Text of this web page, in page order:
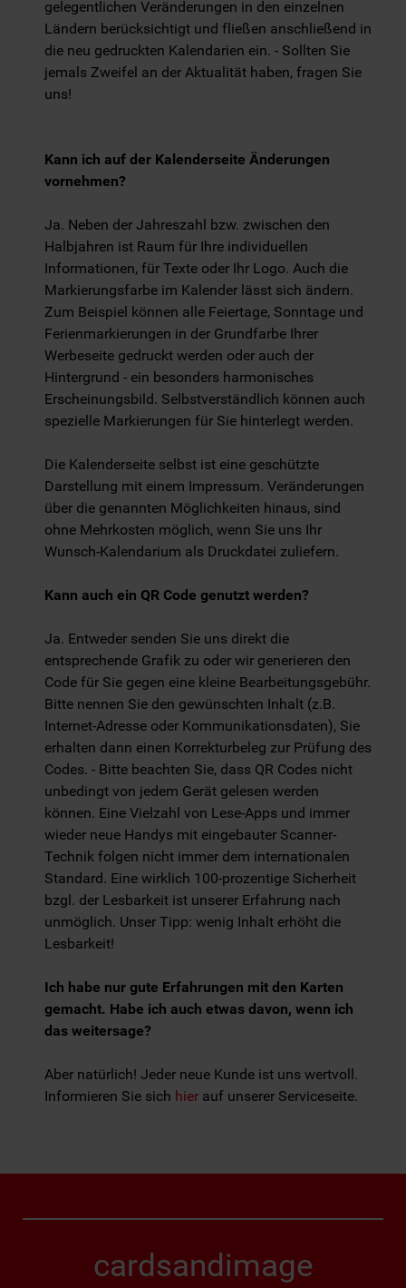
gelegentlichen Veränderungen in den einzelnen
Ländern berücksichtigt und fließen anschließend in
die neu gedruckten Kalendarien ein. - Sollten Sie
jemals Zweifel an der Aktualität haben, fragen Sie
uns!
Kann ich auf der Kalenderseite Änderungen
vornehmen?
Ja. Neben der Jahreszahl bzw. zwischen den
Halbjahren ist Raum für Ihre individuellen
Informationen, für Texte oder Ihr Logo. Auch die
Markierungsfarbe im Kalender lässt sich ändern.
Zum Beispiel können alle Feiertage, Sonntage und
Ferienmarkierungen in der Grundfarbe Ihrer
Werbeseite gedruckt werden oder auch der
Hintergrund - ein besonders harmonisches
Erscheinungsbild. Selbstverständlich können auch
spezielle Markierungen für Sie hinterlegt werden.
Die Kalenderseite selbst ist eine geschützte
Darstellung mit einem Impressum. Veränderungen
über die genannten Möglichkeiten hinaus, sind
ohne Mehrkosten möglich, wenn Sie uns Ihr
Wunsch-Kalendarium als Druckdatei zuliefern.
Kann auch ein QR Code genutzt werden?
Ja. Entweder senden Sie uns direkt die
entsprechende Grafik zu oder wir generieren den
Code für Sie gegen eine kleine Bearbeitungsgebühr.
Bitte nennen Sie den gewünschten Inhalt (z.B.
Internet-Adresse oder Kommunikationsdaten), Sie
erhalten dann einen Korrekturbeleg zur Prüfung des
Codes. - Bitte beachten Sie, dass QR Codes nicht
unbedingt von jedem Gerät gelesen werden
können. Eine Vielzahl von Lese-Apps und immer
wieder neue Handys mit eingebauter Scanner-
Technik folgen nicht immer dem internationalen
Standard. Eine wirklich 100-prozentige Sicherheit
bzgl. der Lesbarkeit ist unserer Erfahrung nach
unmöglich. Unser Tipp: wenig Inhalt erhöht die
Lesbarkeit!
Ich habe nur gute Erfahrungen mit den Karten
gemacht. Habe ich auch etwas davon, wenn ich
das weitersage?
Aber natürlich! Jeder neue Kunde ist uns wertvoll.
Informieren Sie sich hier auf unserer Serviceseite.
cardsandimage